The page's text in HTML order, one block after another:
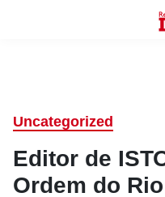
Uncategorized
Editor de
Ordem do